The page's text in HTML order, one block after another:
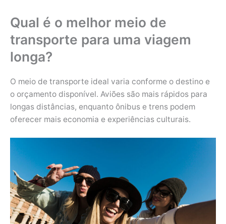
Qual é o melhor meio de
transporte para uma viagem
longa?
O meio de transporte ideal varia conforme o destino e
o orçamento disponível. Aviões são mais rápidos para
longas distâncias, enquanto ônibus e trens podem
oferecer mais economia e experiências culturais.